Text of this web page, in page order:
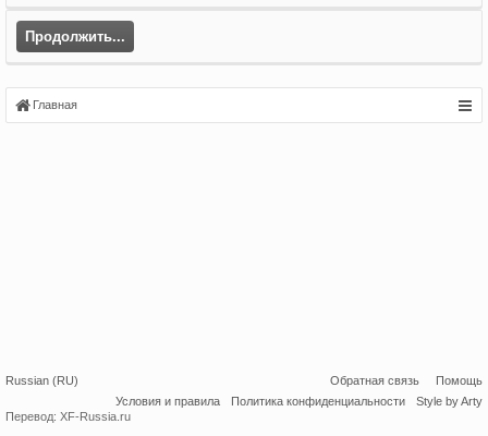
Продолжить...
Главная
Russian (RU) Обратная связь
Помощь
Условия и правила
Политика конфиденциальности
Style by Arty
Перевод: XF-Russia.ru